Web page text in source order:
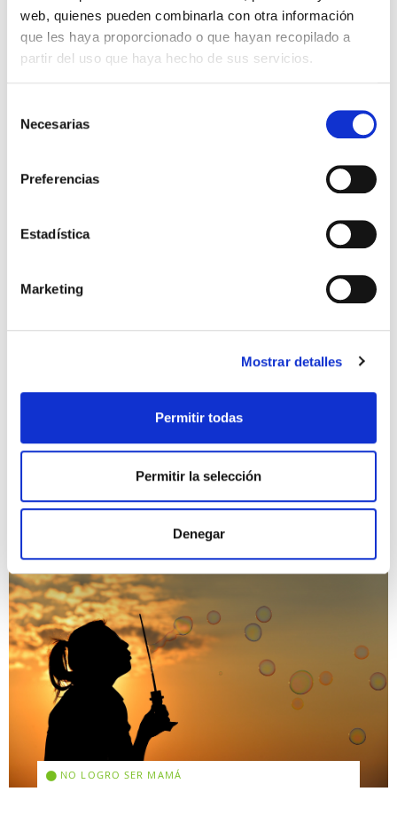
web, quienes pueden combinarla con otra información
que les haya proporcionado o que hayan recopilado a
partir del uso que haya hecho de sus servicios.
Necesarias
Preferencias
Estadística
Marketing
Mostrar detalles
Permitir todas
Permitir la selección
Denegar
masculina
Mucho hemos oído hablar sobre la menopausia
andropausia, también conocida como menopausia
capacidades sexuales del hombre disminuyen […]
NO LOGRO SER MAMÁ